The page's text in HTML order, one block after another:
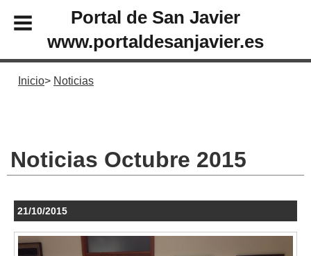
Portal de San Javier
www.portaldesanjavier.es
Inicio Noticias
Noticias Octubre 2015
21/10/2015